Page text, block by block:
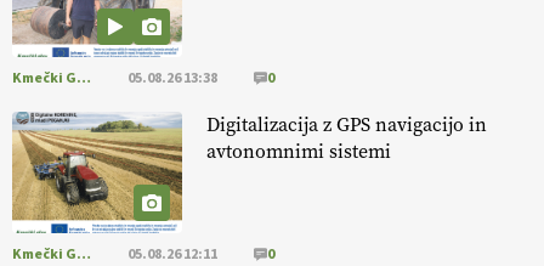
aronije
v dobrem desetletju zrasla v uspešno kmetijsko in
podjetniško zgodbo.
#IMCAP #CAP https://t.co/xp1oihBDaJ
[EKOloško = LOGIČNO
v tujini
. Zato je ekološka pridelava odlična priložnost za slovenske
vinarje
. VEČ
https://t.co/XAe9EbeAbK @EUAgri #IMCAP #CAP
https://t.co/01qpoeLyNP
Kmečki Glas 05.08.26 13:38 0
Digitalizacija z GPS navigacijo in
avtonomnimi sistemi
Kmečki Glas 05.08.26 12:11 0